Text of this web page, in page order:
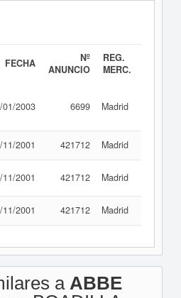
FECHA
Nº
ANUNCIO
REG.
MERC.
01/2003 6699 Madrid
11/2001 421712 Madrid
11/2001 421712 Madrid
11/2001 421712 Madrid
a ABBE